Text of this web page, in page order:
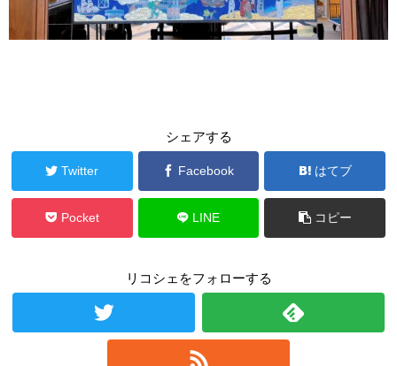
シェアする
Twitter Facebook はてブ
Pocket LINE コピー
リコシェをフォローする